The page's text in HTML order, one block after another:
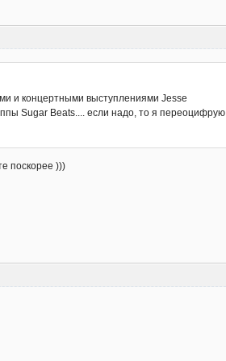
и концертными выступлениями Jesse
Sugar Beats.... если надо, то я переоцифрую
поскорее )))